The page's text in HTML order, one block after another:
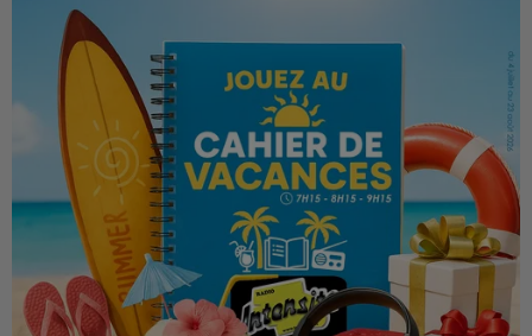
sur Radio Intensité avec des centaines de...